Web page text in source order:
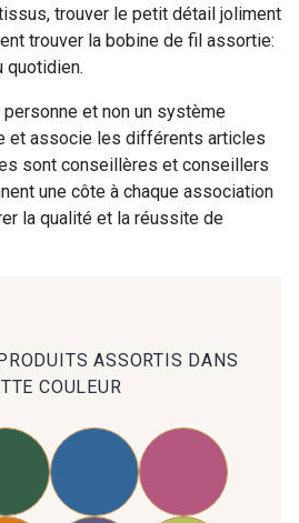
trouver le petit détail joliment
trouver la bobine de fil assortie:
quotidien.
et non un système
et associe les différents articles
sont conseillères et conseillers
une côte à chaque association
la qualité et la réussite de
ASSORTIS DANS
COULEUR